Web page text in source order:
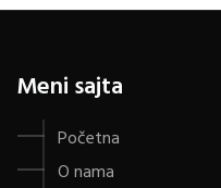
Meni sajta
Početna
O nama